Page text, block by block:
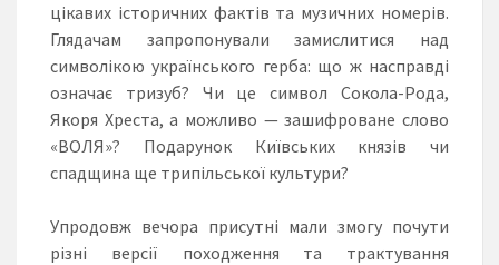
цікавих історичних фактів та музичних номерів.
Глядачам запропонували замислитися над
символікою українського герба: що ж насправді
означає тризуб? Чи це символ Сокола-Рода,
Якоря Хреста, а можливо — зашифроване слово
«ВОЛЯ»? Подарунок Київських князів чи
спадщина ще трипільської культури?
Упродовж вечора присутні мали змогу почути
різні версії походження та трактування